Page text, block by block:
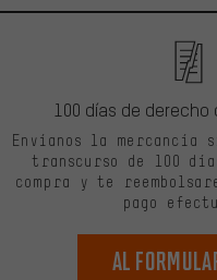
100 días de
Envíanos la
transcurso de 100
compra y te
pago
Al